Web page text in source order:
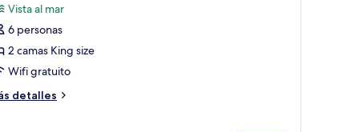
Vista al mar
6 personas
2 camas King size
Wifi gratuito
detalles